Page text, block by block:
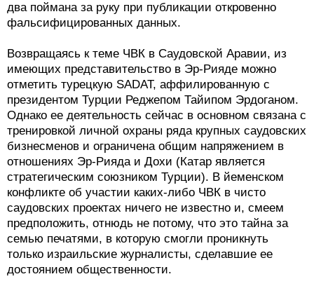
два поймана за руку при публикации откровенно
фальсифицированных данных.
Возвращаясь к теме ЧВК в Саудовской Аравии, из
имеющих представительство в Эр-Рияде можно
отметить турецкую SADAT, аффилированную с
президентом Турции Реджепом Тайипом Эрдоганом.
Однако ее деятельность сейчас в основном связана с
тренировкой личной охраны ряда крупных саудовских
бизнесменов и ограничена общим напряжением в
отношениях Эр-Рияда и Дохи (Катар является
стратегическим союзником Турции). В йеменском
конфликте об участии каких-либо ЧВК в чисто
саудовских проектах ничего не известно и, смеем
предположить, отнюдь не потому, что это тайна за
семью печатями, в которую смогли проникнуть
только израильские журналисты, сделавшие ее
достоянием общественности.